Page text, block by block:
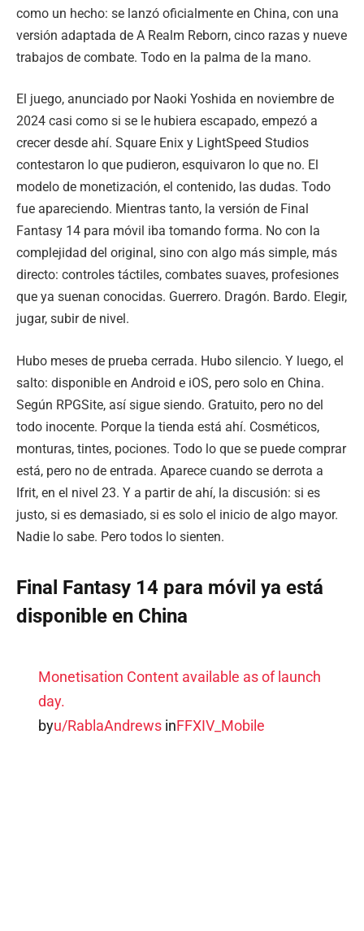
como un hecho: se lanzó oficialmente en China, con una
versión adaptada de A Realm Reborn, cinco razas y nueve
trabajos de combate. Todo en la palma de la mano.
El juego, anunciado por Naoki Yoshida en noviembre de
2024 casi como si se le hubiera escapado, empezó a
crecer desde ahí. Square Enix y LightSpeed Studios
contestaron lo que pudieron, esquivaron lo que no. El
modelo de monetización, el contenido, las dudas. Todo
fue apareciendo. Mientras tanto, la versión de Final
Fantasy 14 para móvil iba tomando forma. No con la
complejidad del original, sino con algo más simple, más
directo: controles táctiles, combates suaves, profesiones
que ya suenan conocidas. Guerrero. Dragón. Bardo. Elegir,
jugar, subir de nivel.
Hubo meses de prueba cerrada. Hubo silencio. Y luego, el
salto: disponible en Android e iOS, pero solo en China.
Según RPGSite, así sigue siendo. Gratuito, pero no del
todo inocente. Porque la tienda está ahí. Cosméticos,
monturas, tintes, pociones. Todo lo que se puede comprar
está, pero no de entrada. Aparece cuando se derrota a
Ifrit, en el nivel 23. Y a partir de ahí, la discusión: si es
justo, si es demasiado, si es solo el inicio de algo mayor.
Nadie lo sabe. Pero todos lo sienten.
Final Fantasy 14 para móvil ya está
disponible en China
Monetisation Content available as of launch
day.
byu/RablaAndrewsinFFXIV_Mobile